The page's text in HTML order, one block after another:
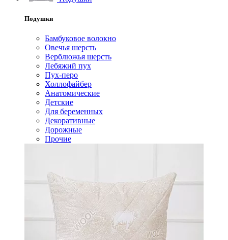
Подушки
Бамбуковое волокно
Овечья шерсть
Верблюжья шерсть
Лебяжий пух
Пух-перо
Холлофайбер
Анатомические
Детские
Для беременных
Декоративные
Дорожные
Прочие